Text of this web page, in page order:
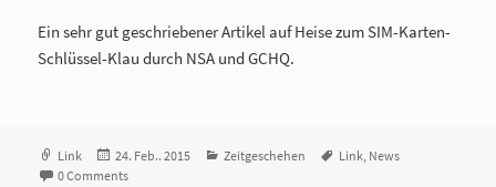
Ein sehr gut geschriebener Artikel auf Heise zum SIM-Karten-
Schlüssel-Klau durch NSA und GCHQ.
Format
Link
Veröffentlicht
am
24. Feb.. 2015 Kategorien
Zeitgeschehen Tags
Link News
0 Comments